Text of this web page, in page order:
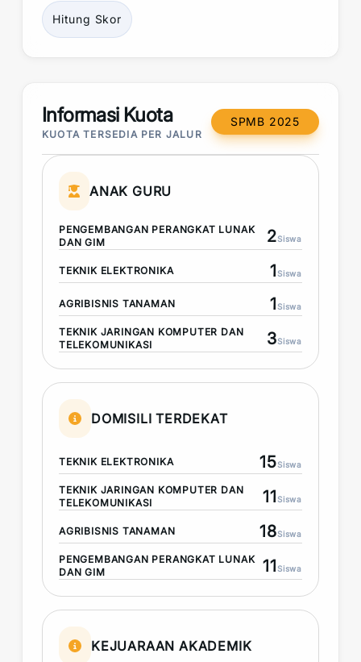
Hitung Skor
Informasi Kuota
KUOTA TERSEDIA PER JALUR
SPMB 2025
ANAK GURU
PENGEMBANGAN PERANGKAT LUNAK
DAN GIM
2Siswa
TEKNIK ELEKTRONIKA 1Siswa
AGRIBISNIS TANAMAN 1Siswa
TEKNIK JARINGAN KOMPUTER DAN
TELEKOMUNIKASI
3Siswa
DOMISILI TERDEKAT
TEKNIK ELEKTRONIKA 15Siswa
TEKNIK JARINGAN KOMPUTER DAN
TELEKOMUNIKASI
11Siswa
AGRIBISNIS TANAMAN 18Siswa
PENGEMBANGAN PERANGKAT LUNAK
DAN GIM
11Siswa
KEJUARAAN AKADEMIK